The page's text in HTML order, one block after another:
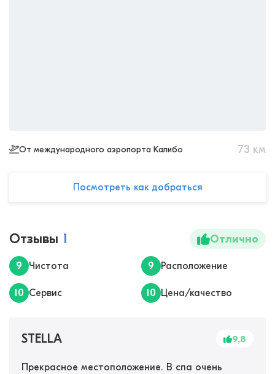
От международного аэропорта Калибо 73 км
Посмотреть как добраться
Отзывы 1 Отлично
9 Чистота 9 Расположение
10 Сервис 10 Цена/качество
STELLA 9,8
Прекрасное местоположение. В спа очень